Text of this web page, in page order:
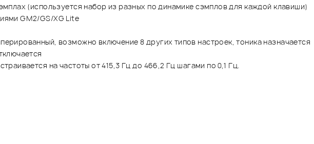
(используется набор из разных по динамике сэмплов для каждой клавиши)
GM2/GS/XG Lite
возможно включение 8 других типов настроек, тоника назначается
на частоты от 415,3 Гц до 466,2 Гц шагами по 0,1 Гц.